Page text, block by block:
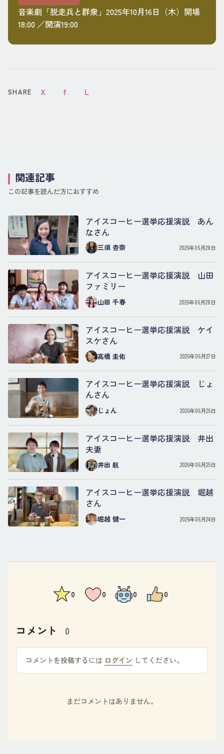
音楽劇「脱走兵と群衆」2025年10月16日（木）開場
18:00 ／開演19:00
SHARE X f L
関連記事
この記事を読んだ方におすすめ
アイスコーヒー選挙応援演説 あん
なさん
三須 杏奈 2026年06月28日
アイスコーヒー選挙応援演説 山田
ファミリー
山田 千春 2026年06月28日
アイスコーヒー選挙応援演説 ケイ
スケさん
高橋 圭佑 2026年06月27日
アイスコーヒー選挙応援演説 じょ
んさん
じょん 2026年06月26日
アイスコーヒー選挙応援演説 井出
夫妻
井出 航 2026年06月25日
アイスコーヒー選挙応援演説 堀越
さん
堀越 健一 2026年06月24日
0 0 0 0
コメント 0
コメントを投稿するには ログイン してください。
まだコメントはありません。